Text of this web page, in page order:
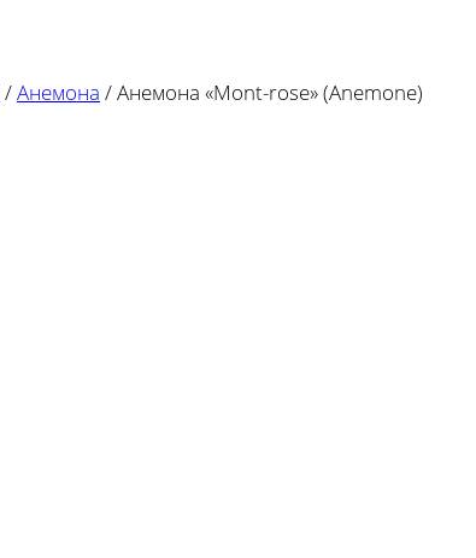
/Анемона /Анемона «Mont-rose» (Anemone)